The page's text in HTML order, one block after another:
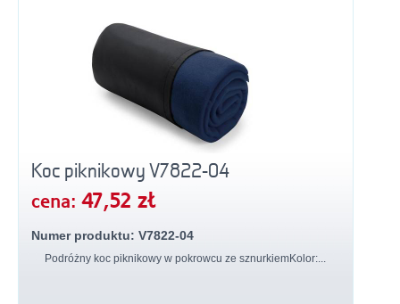
Koc piknikowy V7822-04
cena: 47,52 zł
Numer produktu: V7822-04
Podróżny koc piknikowy w pokrowcu ze sznurkiemKolor:...